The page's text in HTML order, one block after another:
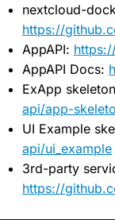
nextcloud-
https://
AppAPI:
AppAPI Docs:
ExApp
api/app-
UI Example
api/ui_example
3rd-party
https://